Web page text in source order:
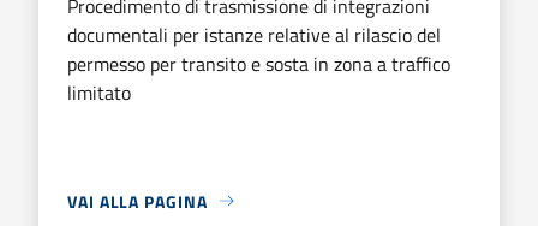
documentali per istanze relative al rilascio del
permesso per transito e sosta in zona a traffico
limitato
VAI ALLA PAGINA